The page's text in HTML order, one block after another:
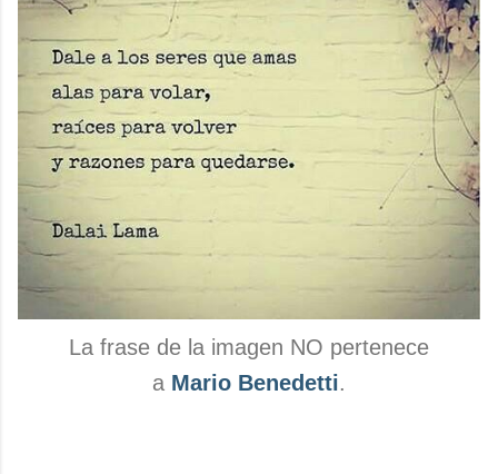
La frase de la imagen NO pertenece
a Mario Benedetti.